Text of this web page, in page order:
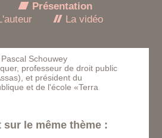
Présentation
La vidéo
Schouwey
professeur de droit public
et président du
et de l'école «Terra
le même thème :